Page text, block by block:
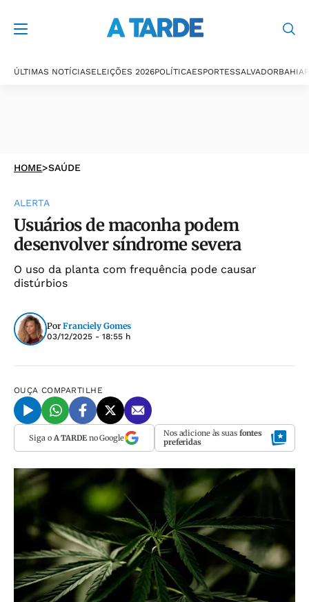
ÚLTIMAS NOTÍCIASELEIÇÕES 2026POLÍTICAESPORTESSALVADORBAHIA
HOME>SAÚDE
ALERTA
Usuários de maconha podem
desenvolver síndrome severa
O uso da planta com frequência pode causar
distúrbios
Por Franciely Gomes
03/12/2025 - 18:55 h
OUÇA COMPARTILHE
Siga o A TARDEno Google Nos adicione às suas fontes
preferidas